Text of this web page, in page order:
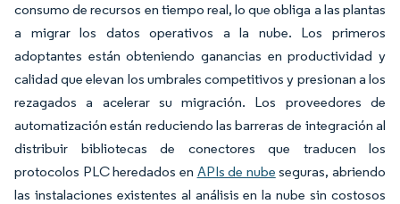
consumo de recursos en tiempo real, lo que obliga a las plantas
a migrar los datos operativos a la nube. Los primeros
adoptantes están obteniendo ganancias en productividad y
calidad que elevan los umbrales competitivos y presionan a los
rezagados a acelerar su migración. Los proveedores de
automatización están reduciendo las barreras de integración al
distribuir bibliotecas de conectores que traducen los
protocolos PLC heredados en APIs de nube seguras, abriendo
las instalaciones existentes al análisis en la nube sin costosos